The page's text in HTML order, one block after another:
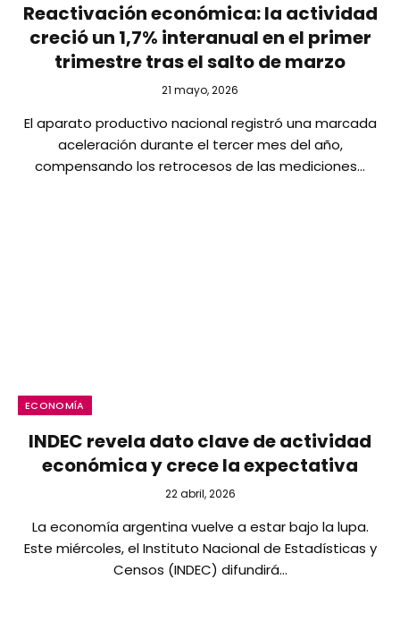
Reactivación económica: la actividad
creció un 1,7% interanual en el primer
trimestre tras el salto de marzo
21 mayo, 2026
El aparato productivo nacional registró una marcada
aceleración durante el tercer mes del año,
compensando los retrocesos de las mediciones…
ECONOMÍA
INDEC revela dato clave de actividad
económica y crece la expectativa
22 abril, 2026
La economía argentina vuelve a estar bajo la lupa.
Este miércoles, el Instituto Nacional de Estadísticas y
Censos (INDEC) difundirá…